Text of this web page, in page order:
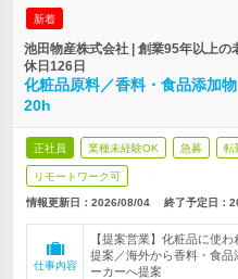
新着
池田物産株式会社 | 創業95年以上
休日126日
化粧品原料／香料・食品添加
20h
正社員 業種未経験OK 急募 転
リモートワーク可
情報更新日：2026/08/04 終了予定日：
仕事内容
【提案営業】化粧品に使
提案／海外から香料・食品
ーカーへ提案